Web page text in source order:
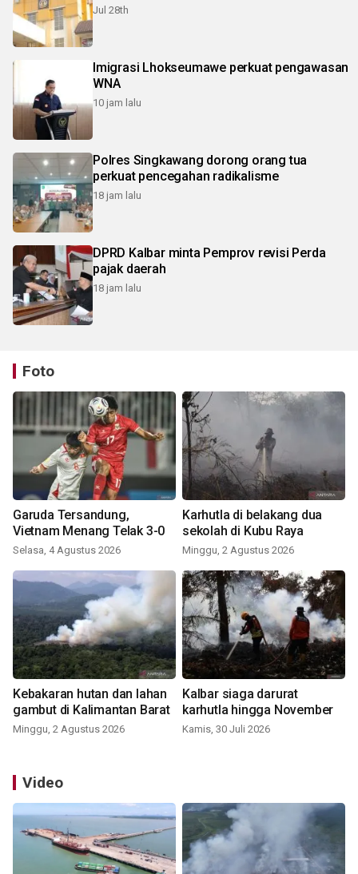
Jul 28th
Imigrasi Lhokseumawe perkuat pengawasan
WNA
10 jam lalu
Polres Singkawang dorong orang tua
perkuat pencegahan radikalisme
18 jam lalu
DPRD Kalbar minta Pemprov revisi Perda
pajak daerah
18 jam lalu
Foto
Garuda Tersandung,
Vietnam Menang Telak 3-0
Selasa, 4 Agustus 2026
Karhutla di belakang dua
sekolah di Kubu Raya
Minggu, 2 Agustus 2026
Kebakaran hutan dan lahan
gambut di Kalimantan Barat
Minggu, 2 Agustus 2026
Kalbar siaga darurat
karhutla hingga November
Kamis, 30 Juli 2026
Video